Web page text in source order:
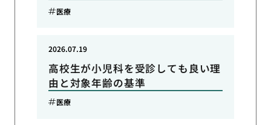
医療
高校生が小児科を受診しても良い理
由と対象年齢の基準
2026.07.19
医療